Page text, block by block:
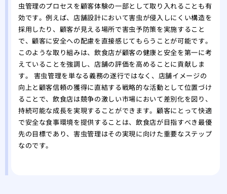
虫管理のプロセスを顧客体験の一部として取り入れることも有
効です。例えば、店舗設計において害虫が侵入しにくい構造を
採用したり、顧客が見える場所で害虫予防策を実施すること
で、顧客に安全への配慮を直接感じてもらうことが可能です。
このような取り組みは、飲食店が顧客の健康と安全を第一に考
えていることを強調し、店舗の評価を高めることに貢献しま
す。 害虫管理を単なる義務の遂行ではなく、店舗イメージの
向上と顧客信頼の獲得に直結する戦略的な活動として位置づけ
ることで、飲食店は競争の激しい市場において差別化を図り、
持続可能な成長を実現することができます。顧客にとって快適
で安全な食事環境を提供することは、飲食店が目指すべき最優
先の目標であり、害虫管理はその実現に向けた重要なステップ
なのです。